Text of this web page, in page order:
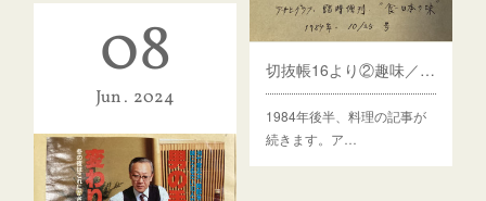
切抜帳16より②趣味／料理・包丁
1984年後半、料理の記事が
続きます。ア…
08
Jun 2024